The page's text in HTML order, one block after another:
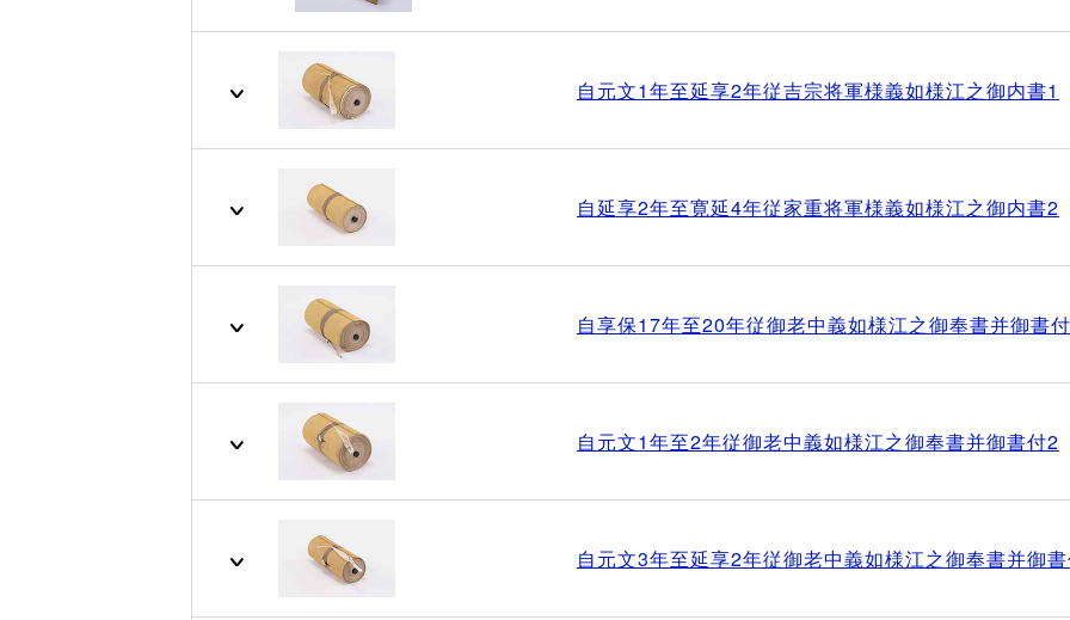
自元文1年至延享2年従吉宗将軍様義如様江之御内書1
自延享2年至寛延4年従家重将軍様義如様江之御内書2
自享保17年至20年従御老中義如様江之御奉書并御書
自元文1年至2年従御老中義如様江之御奉書并御書付2
自元文3年至延享2年従御老中義如様江之御奉書并御